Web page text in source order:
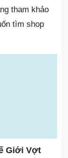
tham khảo
tìm shop
Giới Vợt